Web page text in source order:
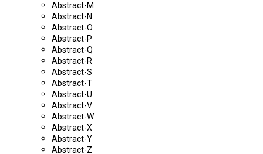
Abstract-M
Abstract-N
Abstract-O
Abstract-P
Abstract-Q
Abstract-R
Abstract-S
Abstract-T
Abstract-U
Abstract-V
Abstract-W
Abstract-X
Abstract-Y
Abstract-Z